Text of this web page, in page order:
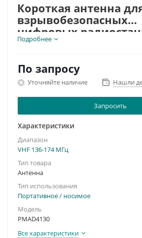
Короткая антенна
взрывобезопасных
цифровых
Частотный диапазон, МГц:
Высота антенны, см:
Цветовая маркировка:
черная
Подробнее
По запросу
Уточняйте наличие Нашли
Запросить
Характеристики
Диапазон
VHF 136-174 МГц
Тип товара
Антенна
Тип использования
Портативное / носимое
Модель
PMAD4130
Все характеристики